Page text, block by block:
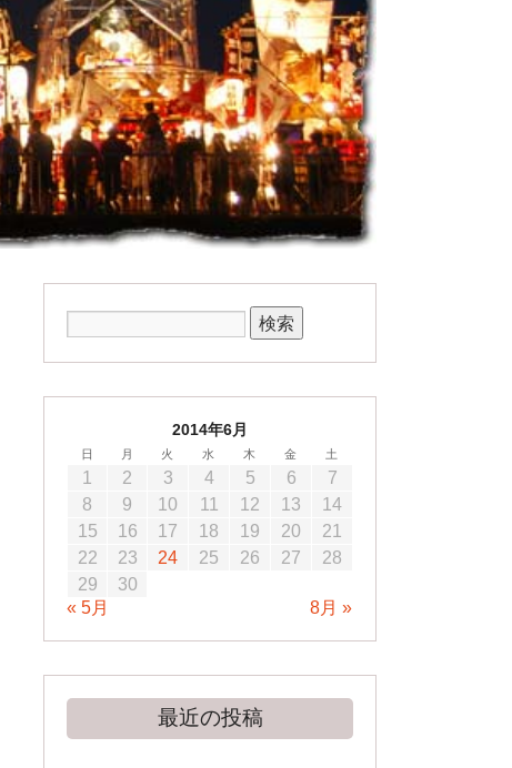
2014年6月
日 月 火 水 木 金 土
1 2 3 4 5 6
7
8
9 10 11 12 13
14
15
16 17 18 19 20
21
22
23 24 25 26 27
28
29
30
« 5月
8月 »
最近の投稿